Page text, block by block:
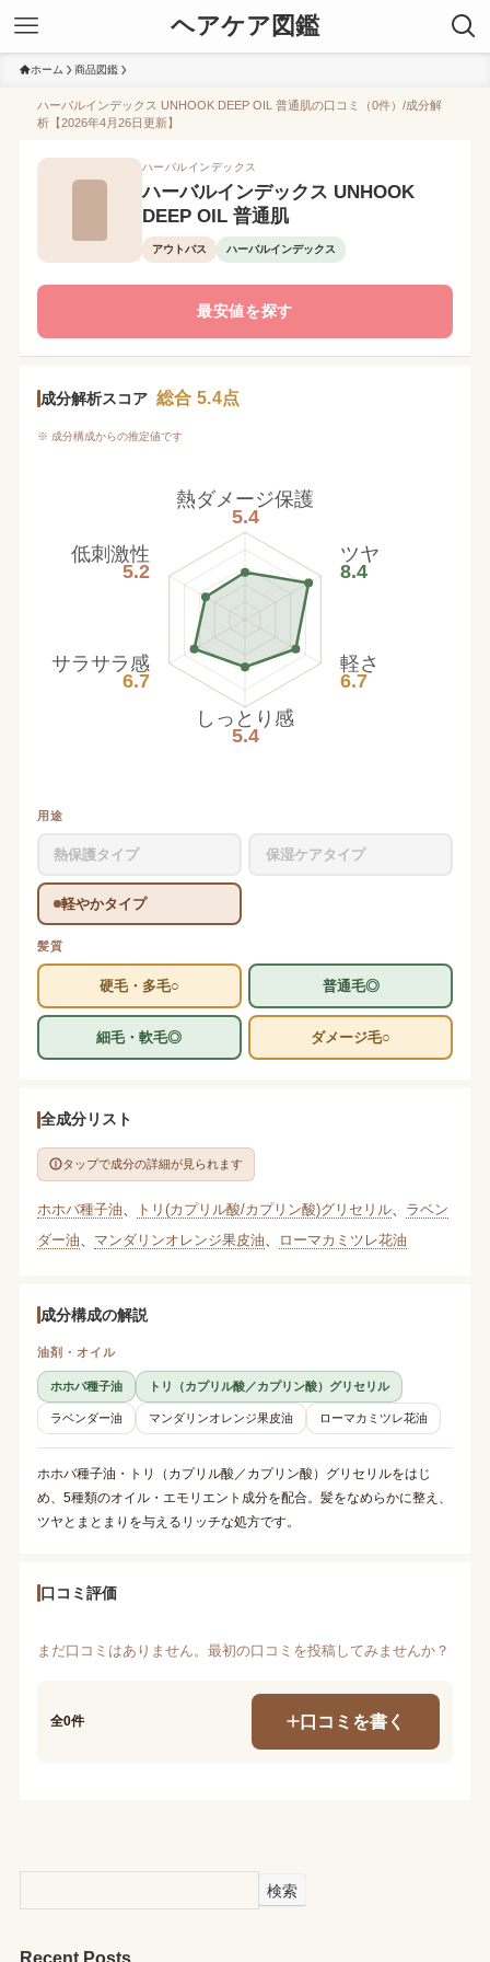
ヘアケア図鑑
ホーム 商品図鑑
ハーバルインデックス UNHOOK DEEP OIL 普通肌の口コミ（0件）/成分解
析【2026年4月26日更新】
ハーバルインデックス
ハーバルインデックス UNHOOK
DEEP OIL 普通肌
アウトバス ハーバルインデックス
最安値を探す
成分解析スコア 総合 5.4点
※ 成分構成からの推定値です
熱ダメージ保護
5.4
ツヤ
8.4
軽さ
6.7
しっとり感
5.4
サラサラ感
6.7
低刺激性
5.2
用途
熱保護タイプ 保湿ケアタイプ
軽やかタイプ
髪質
硬毛・多毛○ 普通毛◎
細毛・軟毛◎ ダメージ毛○
全成分リスト
タップで成分の詳細が見られます
ホホバ種子油 トリ(カプリル酸/カプリン酸)グリセリル、 ラベン
ダー油
マンダリンオレンジ果皮油 ローマカミツレ花油
成分構成の解説
油剤・オイル
ホホバ種子油 トリ（カプリル酸／カプリン酸）グリセリル
ラベンダー油 マンダリンオレンジ果皮油 ローマカミツレ花油
ホホバ種子油・トリ（カプリル酸／カプリン酸）グリセリルをはじ
め、5種類のオイル・エモリエント成分を配合。髪をなめらかに整え、
ツヤとまとまりを与えるリッチな処方です。
口コミ評価
まだ口コミはありません。最初の口コミを投稿してみませんか？
全0件 口コミを書く
検索
Recent Posts